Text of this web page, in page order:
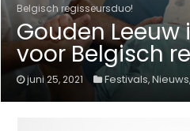
Belgisch regisseursduo!
Gouden Leeuw
voor Belgisch
juni 25, 2021 Festivals,Nieuws